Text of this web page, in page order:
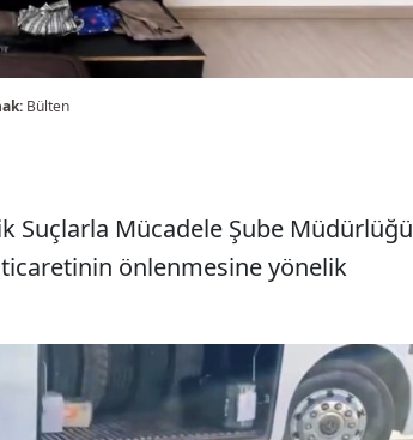
Bülten
Suçlarla Mücadele Şube Müdürlüğü
önlenmesine yönelik